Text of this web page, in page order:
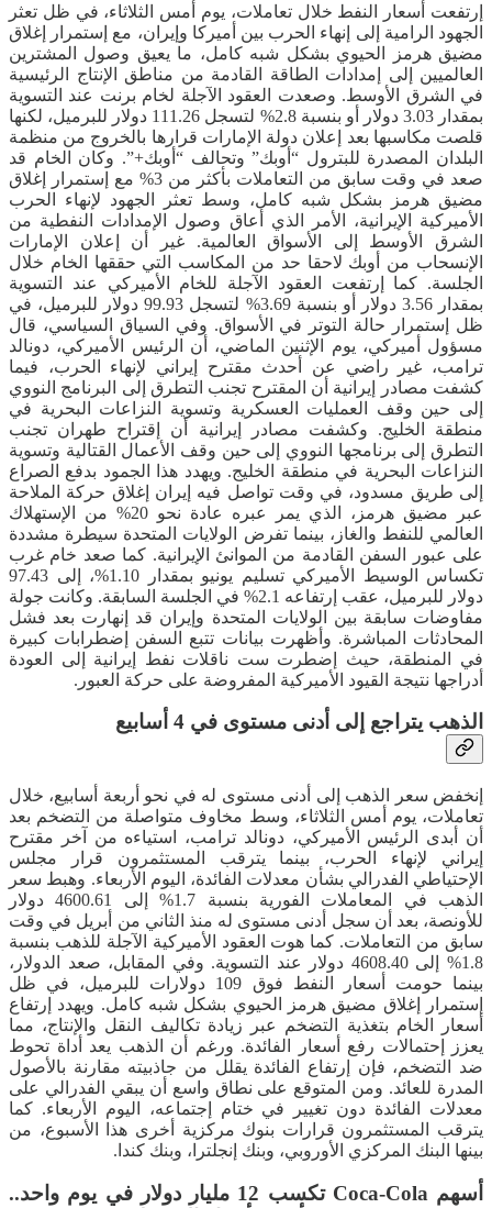
إرتفعت أسعار النفط خلال تعاملات، يوم أمس الثلاثاء، في ظل تعثر
الجهود الرامية إلى إنهاء الحرب بين أميركا وإيران، مع إستمرار إغلاق
مضيق هرمز الحيوي بشكل شبه كامل، ما يعيق وصول المشترين
العالميين إلى إمدادات الطاقة القادمة من مناطق الإنتاج الرئيسية
في الشرق الأوسط. وصعدت العقود الآجلة لخام برنت عند التسوية
بمقدار 3.03 دولار أو بنسبة 2.8% لتسجل 111.26 دولار للبرميل، لكنها
قلصت مكاسبها بعد إعلان دولة الإمارات قرارها بالخروج من منظمة
البلدان المصدرة للبترول “أوبك” وتحالف “أوبك+”. وكان الخام قد
صعد في وقت سابق من التعاملات بأكثر من 3% مع إستمرار إغلاق
مضيق هرمز بشكل شبه كامل، وسط تعثر الجهود لإنهاء الحرب
الأميركية الإيرانية، الأمر الذي أعاق وصول الإمدادات النفطية من
الشرق الأوسط إلى الأسواق العالمية. غير أن إعلان الإمارات
الإنسحاب من أوبك لاحقا حد من المكاسب التي حققها الخام خلال
الجلسة. كما إرتفعت العقود الآجلة للخام الأميركي عند التسوية
بمقدار 3.56 دولار أو بنسبة 3.69% لتسجل 99.93 دولار للبرميل، في
ظل إستمرار حالة التوتر في الأسواق. وفي السياق السياسي، قال
مسؤول أميركي، يوم الإثنين الماضي، أن الرئيس الأميركي، دونالد
ترامب، غير راضي عن أحدث مقترح إيراني لإنهاء الحرب، فيما
كشفت مصادر إيرانية أن المقترح تجنب التطرق إلى البرنامج النووي
إلى حين وقف العمليات العسكرية وتسوية النزاعات البحرية في
منطقة الخليج. وكشفت مصادر إيرانية أن إقتراح طهران تجنب
التطرق إلى برنامجها النووي إلى حين وقف الأعمال القتالية وتسوية
النزاعات البحرية في منطقة الخليج. ويهدد هذا الجمود بدفع الصراع
إلى طريق مسدود، في وقت تواصل فيه إيران إغلاق حركة الملاحة
عبر مضيق هرمز، الذي يمر عبره عادة نحو 20% من الإستهلاك
العالمي للنفط والغاز، بينما تفرض الولايات المتحدة سيطرة مشددة
على عبور السفن القادمة من الموانئ الإيرانية. كما صعد خام غرب
تكساس الوسيط الأميركي تسليم يونيو بمقدار 1.10%، إلى 97.43
دولار للبرميل، عقب إرتفاعه 2.1% في الجلسة السابقة. وكانت جولة
مفاوضات سابقة بين الولايات المتحدة وإيران قد إنهارت بعد فشل
المحادثات المباشرة. وأظهرت بيانات تتبع السفن إضطرابات كبيرة
في المنطقة، حيث إضطرت ست ناقلات نفط إيرانية إلى العودة
أدراجها نتيجة القيود الأميركية المفروضة على حركة العبور.
الذهب يتراجع إلى أدنى مستوى في 4 أسابيع
إنخفض سعر الذهب إلى أدنى مستوى له في نحو أربعة أسابيع، خلال
تعاملات، يوم أمس الثلاثاء، وسط مخاوف متواصلة من التضخم بعد
أن أبدى الرئيس الأميركي، دونالد ترامب، استياءه من آخر مقترح
إيراني لإنهاء الحرب، بينما يترقب المستثمرون قرار مجلس
الإحتياطي الفدرالي بشأن معدلات الفائدة، اليوم الأربعاء. وهبط سعر
الذهب في المعاملات الفورية بنسبة 1.7% إلى 4600.61 دولار
للأونصة، بعد أن سجل أدنى مستوى له منذ الثاني من أبريل في وقت
سابق من التعاملات. كما هوت العقود الأميركية الآجلة للذهب بنسبة
1.8% إلى 4608.40 دولار عند التسوية. وفي المقابل، صعد الدولار،
بينما حومت أسعار النفط فوق 109 دولارات للبرميل، في ظل
إستمرار إغلاق مضيق هرمز الحيوي بشكل شبه كامل. ويهدد إرتفاع
أسعار الخام بتغذية التضخم عبر زيادة تكاليف النقل والإنتاج، مما
يعزز إحتمالات رفع أسعار الفائدة. ورغم أن الذهب يعد أداة تحوط
ضد التضخم، فإن إرتفاع الفائدة يقلل من جاذبيته مقارنة بالأصول
المدرة للعائد. ومن المتوقع على نطاق واسع أن يبقي الفدرالي على
معدلات الفائدة دون تغيير في ختام إجتماعه، اليوم الأربعاء. كما
يترقب المستثمرون قرارات بنوك مركزية أخرى هذا الأسبوع، من
بينها البنك المركزي الأوروبي، وبنك إنجلترا، وبنك كندا.
أسهم Coca-Cola تكسب 12 مليار دولار في يوم واحد..